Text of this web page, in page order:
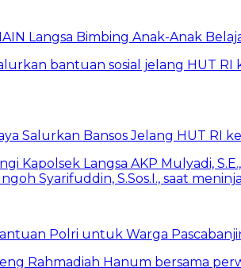
Langsa Bimbing Anak-Anak
Salurkan Bansos Jelang HUT RI
Polri untuk Warga